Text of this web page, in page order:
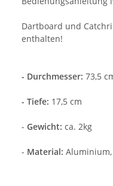
Dartboard und
enthalten!
- Durchmesser: 73,5
- Tiefe: 17,5 cm
- Gewicht: ca. 2kg
- Material: Aluminium,